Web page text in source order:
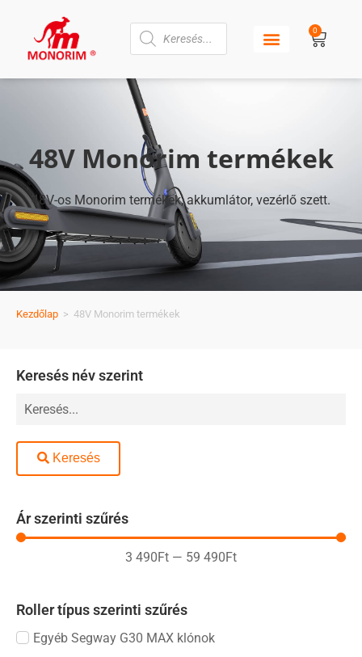
0
48V Monorim termékek
48V-os Monorim termékek, akkumlátor, vezérlő szett.
Kezdőlap > 48V Monorim termékek
Keresés név szerint
Keresés
Ár szerinti szűrés
3 490Ft — 59 490Ft
Roller típus szerinti szűrés
Egyéb Segway G30 MAX klónok